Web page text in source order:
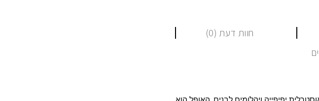
חוות דעת (0)